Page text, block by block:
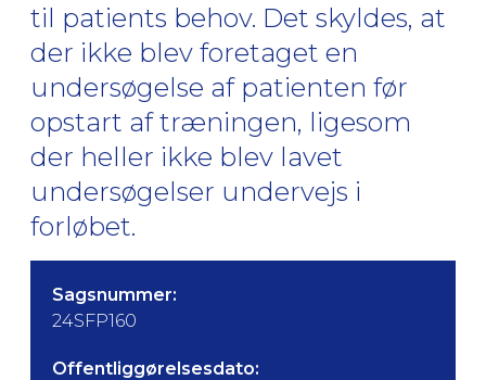
til patients behov. Det skyldes, at
der ikke blev foretaget en
undersøgelse af patienten før
opstart af træningen, ligesom
der heller ikke blev lavet
undersøgelser undervejs i
forløbet.
Sagsnummer:
24SFP160
Offentliggørelsesdato: